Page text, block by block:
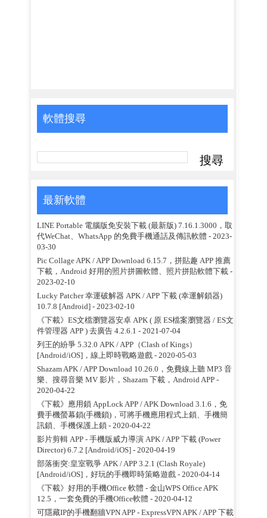
軟體搜尋
最新軟體
LINE Portable 電腦版免安裝下載 (最新版) 7.16.1.3000，取
代WeChat、WhatsApp 的免費手機通話及傳訊軟體 - 2023-
03-30
Pic Collage APK / APP Download 6.15.7，拼貼趣 APP 推薦
下載，Android 好用的照片拼圖軟體、照片拼貼軟體下載-
2023-02-10
Lucky Patcher 幸運破解器 APK / APP 下載 (幸運解鎖器)
10.7.8 [Android] - 2023-02-10
《下載》ES文檔瀏覽器安卓 APK ( 原 ES檔案瀏覽器 / ES文
件管理器 APP ) 去廣告 4.2.6.1 - 2021-07-04
列王的紛爭 5.32.0 APK / APP（Clash of Kings）
[Android/iOS]，線上即時戰略遊戲- 2020-05-03
Shazam APK / APP Download 10.26.0，免費線上聽 MP3 音
樂、搜尋音樂 MV 影片，Shazam 下載，Android APP-
2020-04-22
《下載》應用鎖 AppLock APP / APK Download 3.1.6，免
費手機螢幕鎖(手機鎖)，可將手機應用程式上鎖、手機簡
訊鎖、手機保護上鎖 - 2020-04-22
影片剪輯 APP - 手機版威力導演 APK / APP 下載 (Power
Director) 6.7.2 [Android/iOS]- 2020-04-19
部落衝突:皇室戰爭 APK / APP 3.2.1 (Clash Royale)
[Android/iOS]，好玩的手機即時策略遊戲- 2020-04-14
《下載》好用的手機Office 軟體 - 金山WPS Office APK
12.5，一套免費的手機Office軟體 - 2020-04-12
可隱藏IP的手機翻牆VPN APP - ExpressVPN APK / APP 下載